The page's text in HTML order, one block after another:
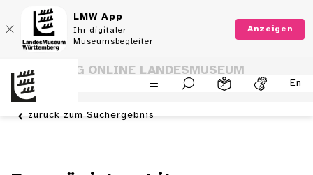
LMW App
Ihr digitaler
Museumsbegleiter
Anzeigen
En
SAMMLUNG ONLINE LANDESMUSEUM
WÜRTTEMBERG
zurück zum Suchergebnis